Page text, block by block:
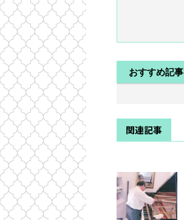
おすすめ記事
関連記事